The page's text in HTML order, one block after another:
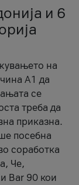
и 6
на
А1 да
се
треба да
приказна.
посебна
соработка
Че,
Bar 90 кои